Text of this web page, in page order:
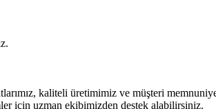
kaliteli üretimimiz ve müşteri
için uzman ekibimizden destek alabilirsiniz.